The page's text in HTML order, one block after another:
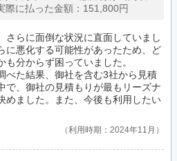
際に払った金額：151,800円
さらに面倒な状況に直面していまし
に悪化する可能性があったため、ど
分からず困っていました。
べた結果、御社を含む3社から見積
で、御社の見積もりが最もリーズナ
めました。また、今後も利用したい
利用時期：2024年11月